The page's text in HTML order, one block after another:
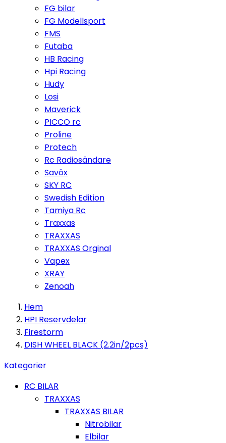
FG bilar
FG Modellsport
FMS
Futaba
HB Racing
Hpi Racing
Hudy
Losi
Maverick
PICCO rc
Proline
Protech
Rc Radiosändare
Savöx
SKY RC
Swedish Edition
Tamiya Rc
Traxxas
TRAXXAS
TRAXXAS Orginal
Vapex
XRAY
Zenoah
Hem
HPI Reservdelar
Firestorm
DISH WHEEL BLACK (2.2in/2pcs)
Kategorier
RC BILAR
TRAXXAS
TRAXXAS BILAR
Nitrobilar
Elbilar